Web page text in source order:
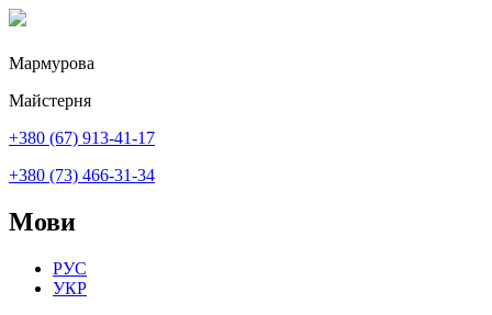
Перейти до основного вмісту
Мармурова
Майстерня
+380 (67) 913-41-17
+380 (73) 466-31-34
Мови
РУС
УКР